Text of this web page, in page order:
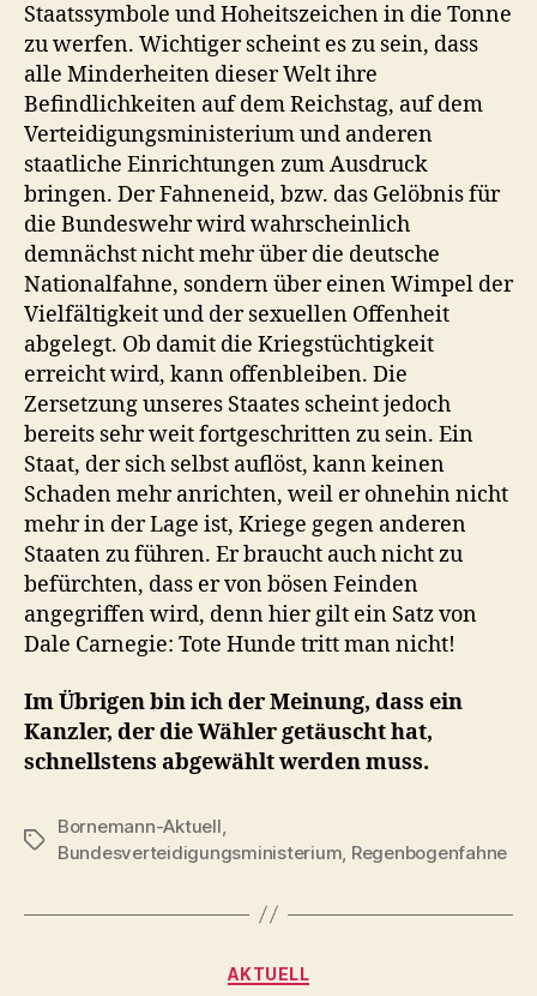
Staatssymbole und Hoheitszeichen in die Tonne
zu werfen. Wichtiger scheint es zu sein, dass
alle Minderheiten dieser Welt ihre
Befindlichkeiten auf dem Reichstag, auf dem
Verteidigungsministerium und anderen
staatliche Einrichtungen zum Ausdruck
bringen. Der Fahneneid, bzw. das Gelöbnis für
die Bundeswehr wird wahrscheinlich
demnächst nicht mehr über die deutsche
Nationalfahne, sondern über einen Wimpel der
Vielfältigkeit und der sexuellen Offenheit
abgelegt. Ob damit die Kriegstüchtigkeit
erreicht wird, kann offenbleiben. Die
Zersetzung unseres Staates scheint jedoch
bereits sehr weit fortgeschritten zu sein. Ein
Staat, der sich selbst auflöst, kann keinen
Schaden mehr anrichten, weil er ohnehin nicht
mehr in der Lage ist, Kriege gegen anderen
Staaten zu führen. Er braucht auch nicht zu
befürchten, dass er von bösen Feinden
angegriffen wird, denn hier gilt ein Satz von
Dale Carnegie: Tote Hunde tritt man nicht!
Im Übrigen bin ich der Meinung, dass ein
Kanzler, der die Wähler getäuscht hat,
schnellstens abgewählt werden muss.
Schlagwörter
Bornemann-Aktuell
Bundesverteidigungsministerium Regenbogenfahne
Kategorien
AKTUELL